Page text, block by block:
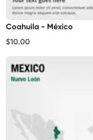
Coahuila - México
$10.00